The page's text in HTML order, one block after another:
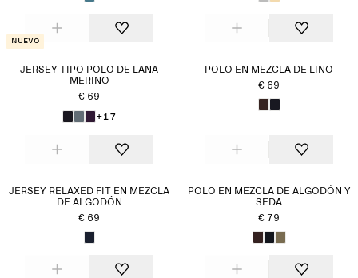
Nuevo
JERSEY TIPO POLO DE LANA
MERINO
€ 69
+17
POLO EN MEZCLA DE LINO
€ 69
JERSEY RELAXED FIT EN MEZCLA
DE ALGODÓN
€ 69
POLO EN MEZCLA DE ALGODÓN Y
SEDA
€ 79